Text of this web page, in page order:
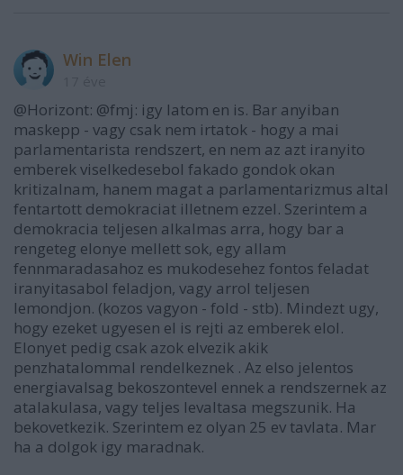
Win Elen
@Horizont: @fmj: igy latom en is. Bar anyiban
maskepp - vagy csak nem irtatok - hogy a mai
parlamentarista rendszert, en nem az azt iranyito
emberek viselkedesebol fakado gondok okan
kritizalnam, hanem magat a parlamentarizmus altal
fentartott demokraciat illetnem ezzel. Szerintem a
demokracia teljesen alkalmas arra, hogy bar a
rengeteg elonye mellett sok, egy allam
fennmaradasahoz es mukodesehez fontos feladat
iranyitasabol feladjon, vagy arrol teljesen
lemondjon. (kozos vagyon - fold - stb). Mindezt ugy,
hogy ezeket ugyesen el is rejti az emberek elol.
Elonyet pedig csak azok elvezik akik
penzhatalommal rendelkeznek . Az elso jelentos
energiavalsag bekoszontevel ennek a rendszernek az
atalakulasa, vagy teljes levaltasa megszunik. Ha
bekovetkezik. Szerintem ez olyan 25 ev tavlata. Mar
ha a dolgok igy maradnak.